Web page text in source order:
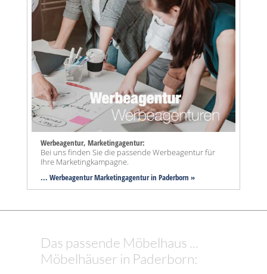
Werbeagentur, Marketingagentur:
Bei uns finden Sie die passende Werbeagentur für
Ihre Marketingkampagne.
... Werbeagentur Marketingagentur in Paderborn »
Das passende Möbelhaus ...
Möbelhäuser in Paderborn: